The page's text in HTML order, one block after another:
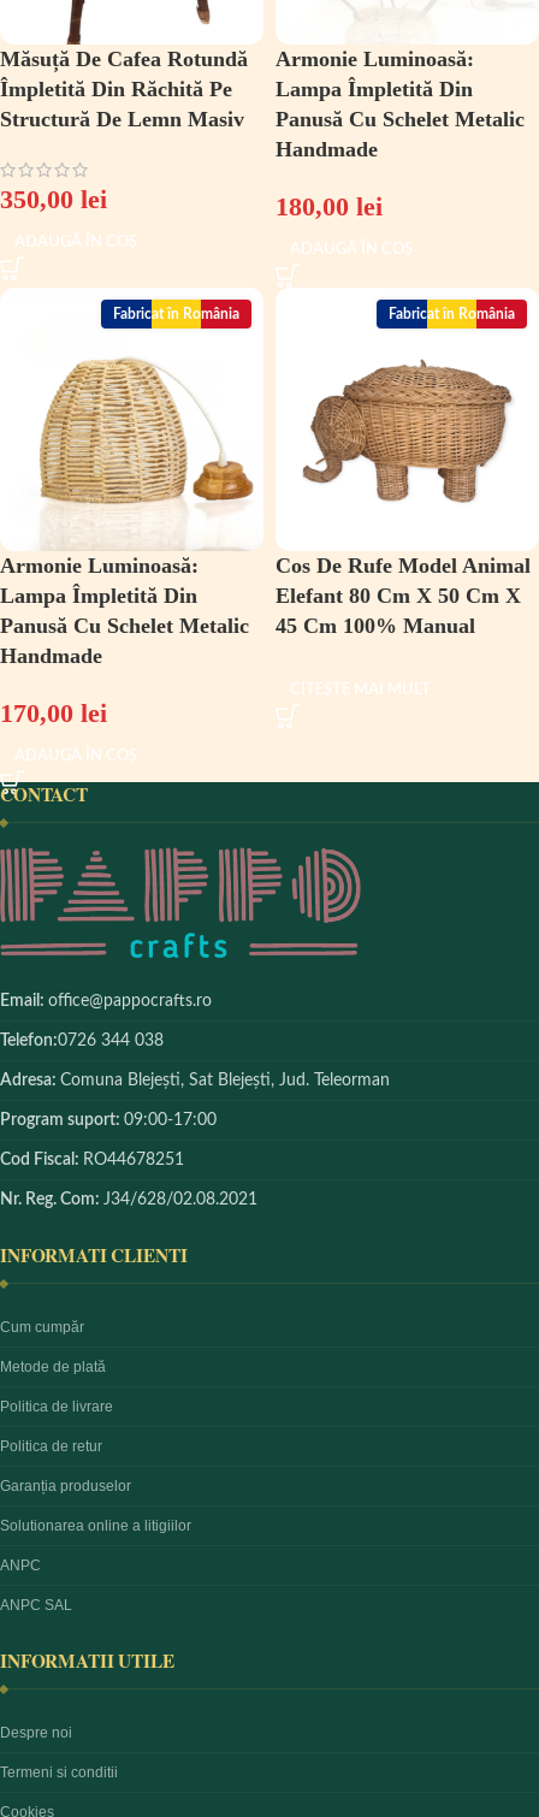
Măsuță De Cafea Rotundă
Împletită Din Răchită Pe
Structură De Lemn Masiv
350,00 lei
ADAUGĂ ÎN COȘ
Armonie Luminoasă:
Lampa Împletită Din
Panusă Cu Schelet Metalic
Handmade
180,00 lei
ADAUGĂ ÎN COȘ
Fabricat în România
Armonie Luminoasă:
Lampa Împletită Din
Panusă Cu Schelet Metalic
Handmade
170,00 lei
ADAUGĂ ÎN COȘ
Fabricat în România
Cos De Rufe Model Animal
Elefant 80 Cm X 50 Cm X
45 Cm 100% Manual
CITEȘTE MAI MULT
CONTACT
Email: office@pappocrafts.ro
Telefon:0726 344 038
Adresa: Comuna Blejești, Sat Blejești, Jud. Teleorman
Program suport: 09:00-17:00
Cod Fiscal: RO44678251
Nr. Reg. Com: J34/628/02.08.2021
INFORMATI CLIENTI
Cum cumpăr
Metode de plată
Politica de livrare
Politica de retur
Garanția produselor
Solutionarea online a litigiilor
ANPC
ANPC SAL
INFORMATII UTILE
Despre noi
Termeni si conditii
Cookies